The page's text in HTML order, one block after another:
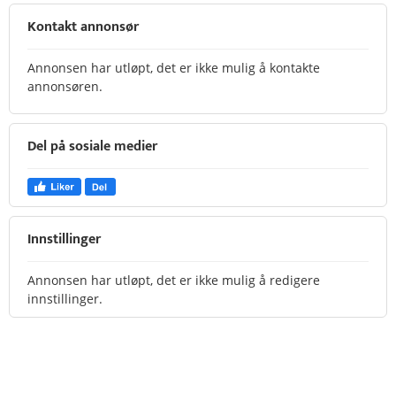
Kontakt annonsør
Annonsen har utløpt, det er ikke mulig å kontakte
annonsøren.
Del på sosiale medier
Innstillinger
Annonsen har utløpt, det er ikke mulig å redigere
innstillinger.